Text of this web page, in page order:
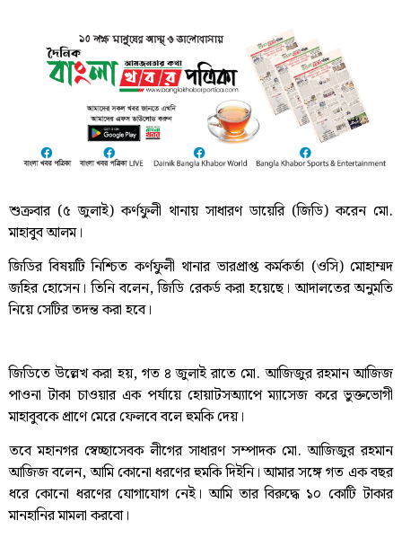
শুক্রবার (৫ জুলাই) কর্ণফুলী থানায় সাধারণ ডায়েরি (জিডি) করেন মো.
মাহাবুব আলম।
জিডির বিষয়টি নিশ্চিত কর্ণফুলী থানার ভারপ্রাপ্ত কর্মকর্তা (ওসি) মোহাম্মদ
জহির হোসেন। তিনি বলেন, জিডি রেকর্ড করা হয়েছে। আদালতের অনুমতি
নিয়ে সেটির তদন্ত করা হবে।
জিডিতে উল্লেখ করা হয়, গত ৪ জুলাই রাতে মো. আজিজুর রহমান আজিজ
পাওনা টাকা চাওয়ার এক পর্যায়ে হোয়াটসঅ্যাপে ম্যাসেজ করে ভুক্তভোগী
মাহাবুবকে প্রাণে মেরে ফেলবে বলে হুমকি দেয়।
তবে মহানগর স্বেচ্ছাসেবক লীগের সাধারণ সম্পাদক মো. আজিজুর রহমান
আজিজ বলেন, আমি কোনো ধরণের হুমকি দিইনি। আমার সঙ্গে গত এক বছর
ধরে কোনো ধরণের যোগাযোগ নেই। আমি তার বিরুদ্ধে ১০ কোটি টাকার
মানহানির মামলা করবো।